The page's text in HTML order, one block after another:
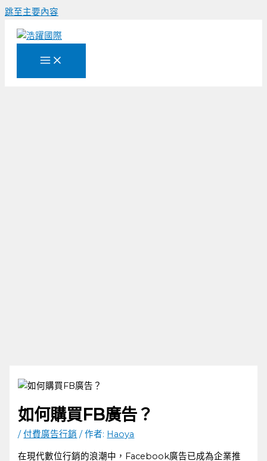
跳至主要內容
如何購買FB廣告？
/付費廣告行銷 / 作者: Haoya
在現代數位行銷的浪潮中，Facebook廣告已成為企業推